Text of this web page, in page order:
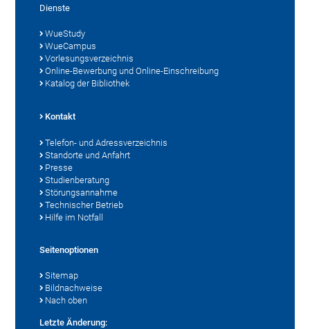
Dienste
WueStudy
WueCampus
Vorlesungsverzeichnis
Online-Bewerbung und Online-Einschreibung
Katalog der Bibliothek
Kontakt
Telefon- und Adressverzeichnis
Standorte und Anfahrt
Presse
Studienberatung
Störungsannahme
Technischer Betrieb
Hilfe im Notfall
Seitenoptionen
Sitemap
Bildnachweise
Nach oben
Letzte Änderung: